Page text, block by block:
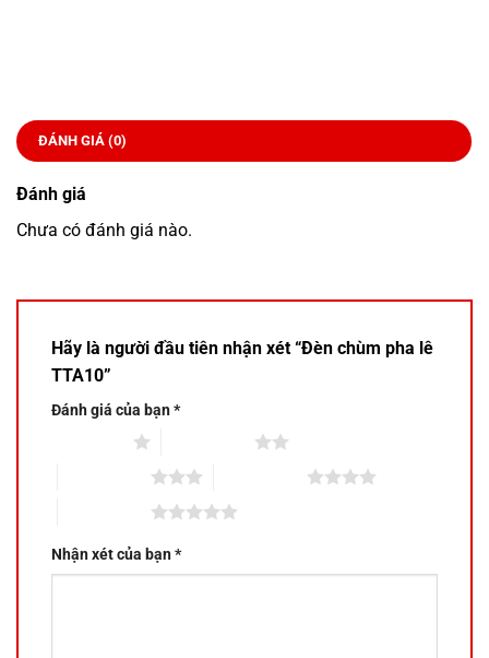
ĐÁNH GIÁ (0)
Đánh giá
Chưa có đánh giá nào.
Hãy là người đầu tiên nhận xét “Đèn chùm pha lê
TTA10”
Đánh giá của bạn*
Nhận xét của bạn*